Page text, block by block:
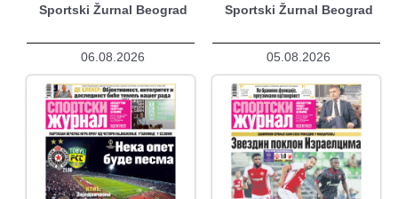
Sportski Žurnal Beograd
06.08.2026
Sportski Žurnal Beograd
05.08.2026